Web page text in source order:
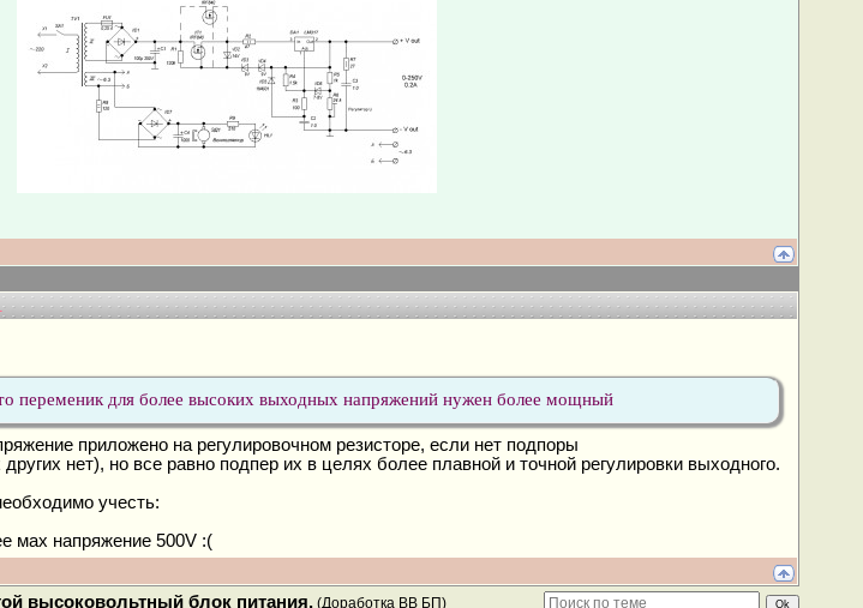
переменик для более высоких выходных напряжений нужен более мощный
приложено на регулировочном резисторе, если нет подпоры
нет), но все равно подпер их в целях более плавной и точной регулировки выходного.
учесть:
мах напряжение 500V :(
высоковольтный блок питания. (Доработка ВВ БП)